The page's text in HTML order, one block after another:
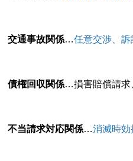
プロフィール
交通事故関係…任意交渉、訴
債権回収関係…損害賠償請求
不当請求対応関係…消滅時効